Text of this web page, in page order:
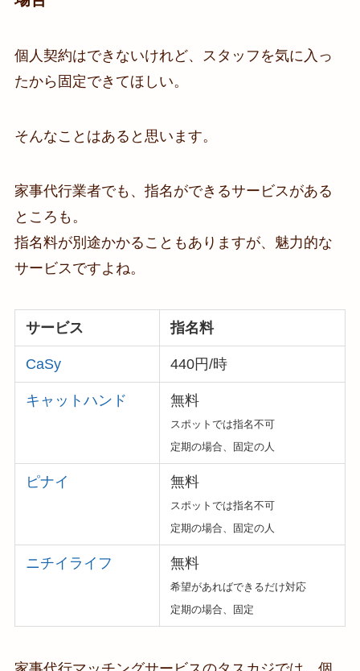
個人契約はできないけれど、スタッフを気に入っ
たから固定できてほしい。
そんなことはあると思います。
家事代行業者でも、指名ができるサービスがある
ところも。
指名料が別途かかることもありますが、魅力的な
サービスですよね。
サービス 指名料
CaSy 440円/時
キャットハンド 無料
スポットでは指名不可
定期の場合、固定の人
ピナイ 無料
スポットでは指名不可
定期の場合、固定の人
ニチイライフ 無料
希望があればできるだけ対応
定期の場合、固定